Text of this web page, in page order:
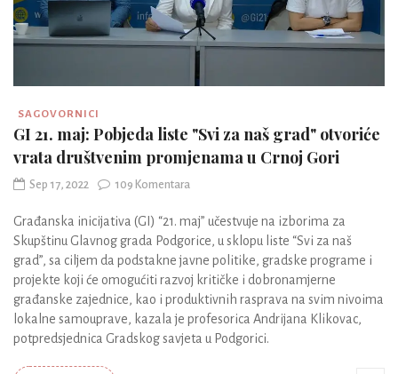
SAGOVORNICI
GI 21. maj: Pobjeda liste "Svi za naš grad" otvoriće
vrata društvenim promjenama u Crnoj Gori
Sep 17, 2022 109 Komentara
Građanska inicijativa (GI) “21. maj” učestvuje na izborima za
Skupštinu Glavnog grada Podgorice, u sklopu liste “Svi za naš
grad”, sa ciljem da podstakne javne politike, gradske programe i
projekte koji će omogućiti razvoj kritičke i dobronamjerne
građanske zajednice, kao i produktivnih rasprava na svim nivoima
lokalne samouprave, kazala je profesorica Andrijana Klikovac,
potpredsjednica Gradskog savjeta u Podgorici.